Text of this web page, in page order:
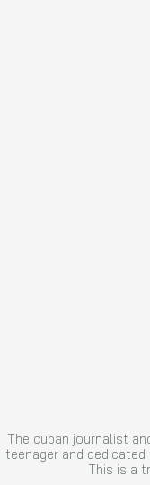
The cuban journalist
teenager and
This is a